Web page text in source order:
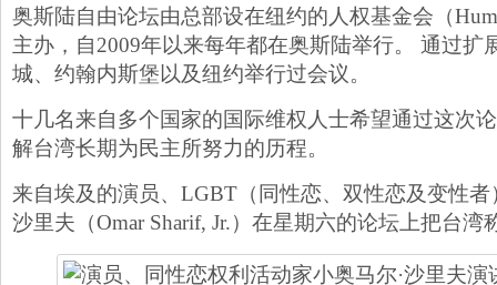
奥斯陆自由论坛由总部设在纽约的人权基金会（
主办，自2009年以来每年都在奥斯陆举行。 通过扩
城、约翰内斯堡以及纽约举行过会议。
十几名来自多个国家的国际维权人士希望通过这次
解台湾长期为民主所努力的历程。
来自埃及的演员、LGBT（同性恋、双性恋及变性者
沙里夫（Omar Sharif, Jr.）在星期六的论坛上把台湾